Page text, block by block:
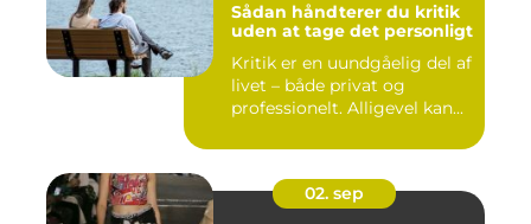
Sådan håndterer du kritik
uden at tage det personligt
Kritik er en uundgåelig del af
livet – både privat og
professionelt. Alligevel kan...
02. sep